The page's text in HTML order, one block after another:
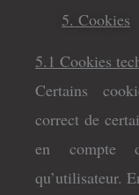
5. Cookies
5.1 Cookies
Certains
correct de
en compte
qu’utilisateur.